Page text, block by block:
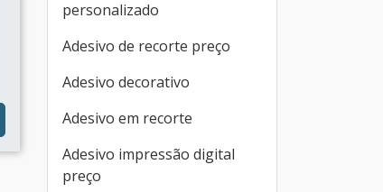
personalizado
Adesivo de recorte preço
Adesivo decorativo
Adesivo em recorte
Adesivo impressão digital
preço